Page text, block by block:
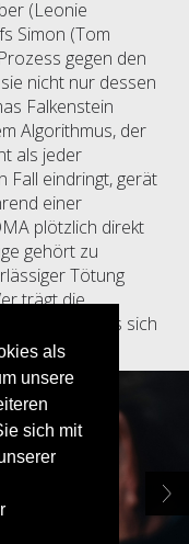
als
unsere
sich mit
(Leonie
Simon (Tom
gegen den
nicht nur dessen
Falkenstein
Algorithmus, der
als jeder
Fall eindringt, gerät
einer
plötzlich direkt
gehört zu
Tötung
trägt die
das sich